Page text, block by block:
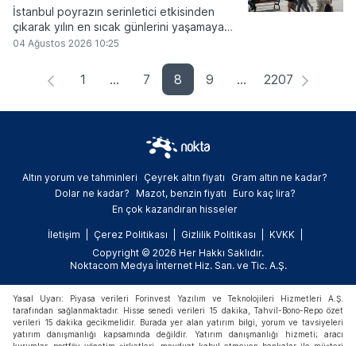
İstanbul poyrazın serinletici etkisinden
çıkarak yılın en sıcak günlerini yaşamaya
hazırlanırken, Meteoroloji Genel Müdürlüğü
rüzgar uyarısında bulundu. NTV Meteoroloji
Editörü Dilek Çalışkan, sıcaklıkların cuma
04 Ağustos 2026 10:25
1 ... 7 8 9 ... 2207
Altın yorum ve tahminleri Çeyrek altın fiyatı
Gram altın ne kadar?
Dolar ne kadar?
Mazot, benzin fiyatı
Euro kaç lira?
En çok kazandıran hisseler
İletişim Çerez Politikası Gizlilik Politikası
KVKK
Copyright © 2026 Her Hakkı Saklıdır.
Noktacom Medya İnternet Hiz. San. ve Tic. A.Ş.
Yasal Uyarı: Piyasa verileri Forinvest Yazılım ve Teknolojileri Hizmetleri A.Ş.
tarafından sağlanmaktadır. Hisse senedi verileri 15 dakika, Tahvil-Bono-Repo özet
verileri 15 dakika gecikmelidir. Burada yer alan yatırım bilgi, yorum ve tavsiyeleri
yatırım danışmanlığı kapsamında değildir. Yatırım danışmanlığı hizmeti; aracı